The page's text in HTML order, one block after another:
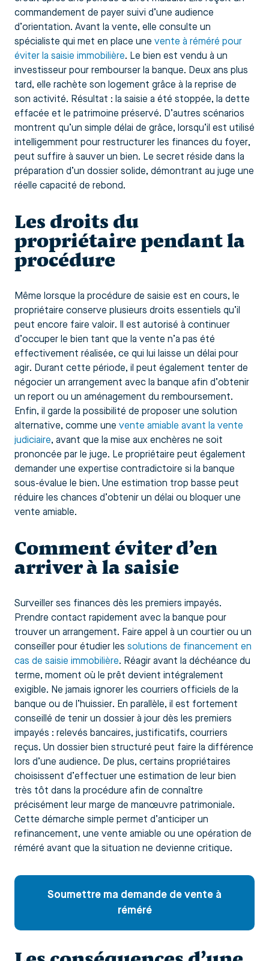
commandement de payer suivi d’une audience
d’orientation. Avant la vente, elle consulte un
spécialiste qui met en place une vente à réméré pour
éviter la saisie immobilière. Le bien est vendu à un
investisseur pour rembourser la banque. Deux ans plus
tard, elle rachète son logement grâce à la reprise de
son activité. Résultat : la saisie a été stoppée, la dette
effacée et le patrimoine préservé. D’autres scénarios
montrent qu’un simple délai de grâce, lorsqu’il est utilisé
intelligemment pour restructurer les finances du foyer,
peut suffire à sauver un bien. Le secret réside dans la
préparation d’un dossier solide, démontrant au juge une
réelle capacité de rebond.
Les droits du
propriétaire pendant la
procédure
Même lorsque la procédure de saisie est en cours, le
propriétaire conserve plusieurs droits essentiels qu’il
peut encore faire valoir. Il est autorisé à continuer
d’occuper le bien tant que la vente n’a pas été
effectivement réalisée, ce qui lui laisse un délai pour
agir. Durant cette période, il peut également tenter de
négocier un arrangement avec la banque afin d’obtenir
un report ou un aménagement du remboursement.
Enfin, il garde la possibilité de proposer une solution
alternative, comme une vente amiable avant la vente
judiciaire, avant que la mise aux enchères ne soit
prononcée par le juge. Le propriétaire peut également
demander une expertise contradictoire si la banque
sous-évalue le bien. Une estimation trop basse peut
réduire les chances d’obtenir un délai ou bloquer une
vente amiable.
Comment éviter d’en
arriver à la saisie
Surveiller ses finances dès les premiers impayés.
Prendre contact rapidement avec la banque pour
trouver un arrangement. Faire appel à un courtier ou un
conseiller pour étudier les solutions de financement en
cas de saisie immobilière. Réagir avant la déchéance du
terme, moment où le prêt devient intégralement
exigible. Ne jamais ignorer les courriers officiels de la
banque ou de l’huissier. En parallèle, il est fortement
conseillé de tenir un dossier à jour dès les premiers
impayés : relevés bancaires, justificatifs, courriers
reçus. Un dossier bien structuré peut faire la différence
lors d’une audience. De plus, certains propriétaires
choisissent d’effectuer une estimation de leur bien
très tôt dans la procédure afin de connaître
précisément leur marge de manœuvre patrimoniale.
Cette démarche simple permet d’anticiper un
refinancement, une vente amiable ou une opération de
réméré avant que la situation ne devienne critique.
Soumettre ma demande de vente à
réméré